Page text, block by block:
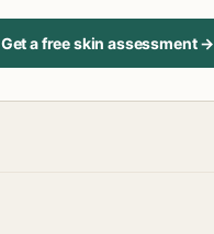
Get a free skin assessment →